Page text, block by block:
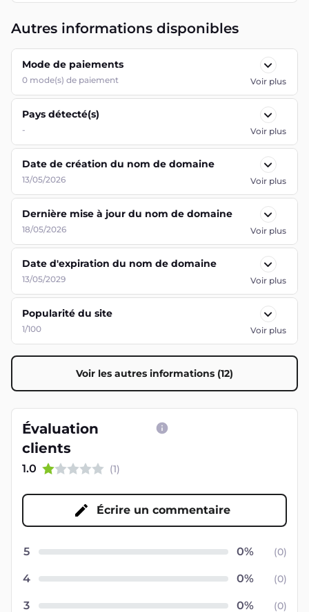
Autres informations disponibles
Mode de paiements
0 mode(s) de paiement Voir plus
Pays détecté(s)
- Voir plus
Date de création du nom de domaine
13/05/2026 Voir plus
Dernière mise à jour du nom de domaine
18/05/2026 Voir plus
Date d'expiration du nom de domaine
13/05/2029 Voir plus
Popularité du site
1/100 Voir plus
Voir les autres informations (12)
Évaluation
clients
1.0 (1)
Écrire un commentaire
5 (0)
4 (0)
3 (0)